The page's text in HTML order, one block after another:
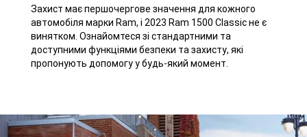
Захист має першочергове значення для кожного
автомобіля марки Ram, і 2023 Ram 1500 Classic не є
винятком. Ознайомтеся зі стандартними та
доступними функціями безпеки та захисту, які
пропонують допомогу у будь-який момент.